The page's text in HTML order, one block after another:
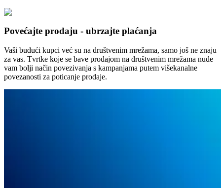
Povećajte prodaju - ubrzajte plaćanja
Vaši budući kupci već su na društvenim mrežama, samo još ne znaju
za vas. Tvrtke koje se bave prodajom na društvenim mrežama nude
vam bolji način povezivanja s kampanjama putem višekanalne
povezanosti za poticanje prodaje.